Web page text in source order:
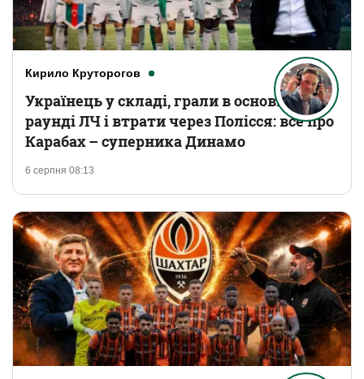
Кирило Круторогов
6 серпня 08:13
Українець у складі, грали в основному
раунді ЛЧ і втрати через Полісся: все про
Карабах – суперника Динамо